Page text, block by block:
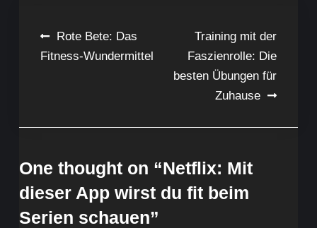
Beitragsnavigation
Rote Bete: Das
Fitness-Wundermittel
Training mit der
Faszienrolle: Die
besten Übungen für
Zuhause
One thought on “Netflix: Mit
dieser App wirst du fit beim
Serien schauen”